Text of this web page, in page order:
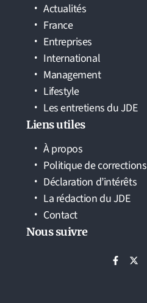
Actualités
France
Entreprises
International
Management
Lifestyle
Les entretiens du JDE
Liens utiles
À propos
Politique de corrections
Déclaration d’intérêts
La rédaction du JDE
Contact
Nous suivre